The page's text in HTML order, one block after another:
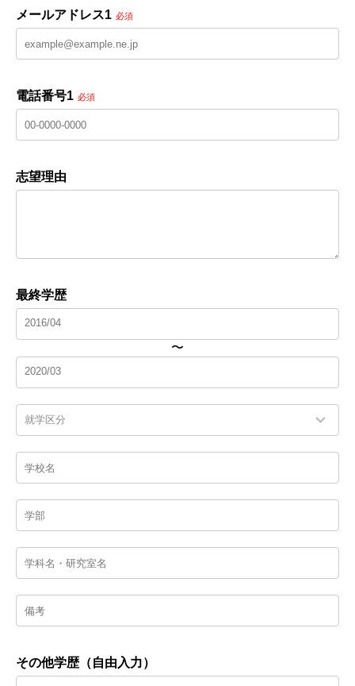
メールアドレス1 必須
電話番号1 必須
志望理由
最終学歴
〜
その他学歴（自由入力）